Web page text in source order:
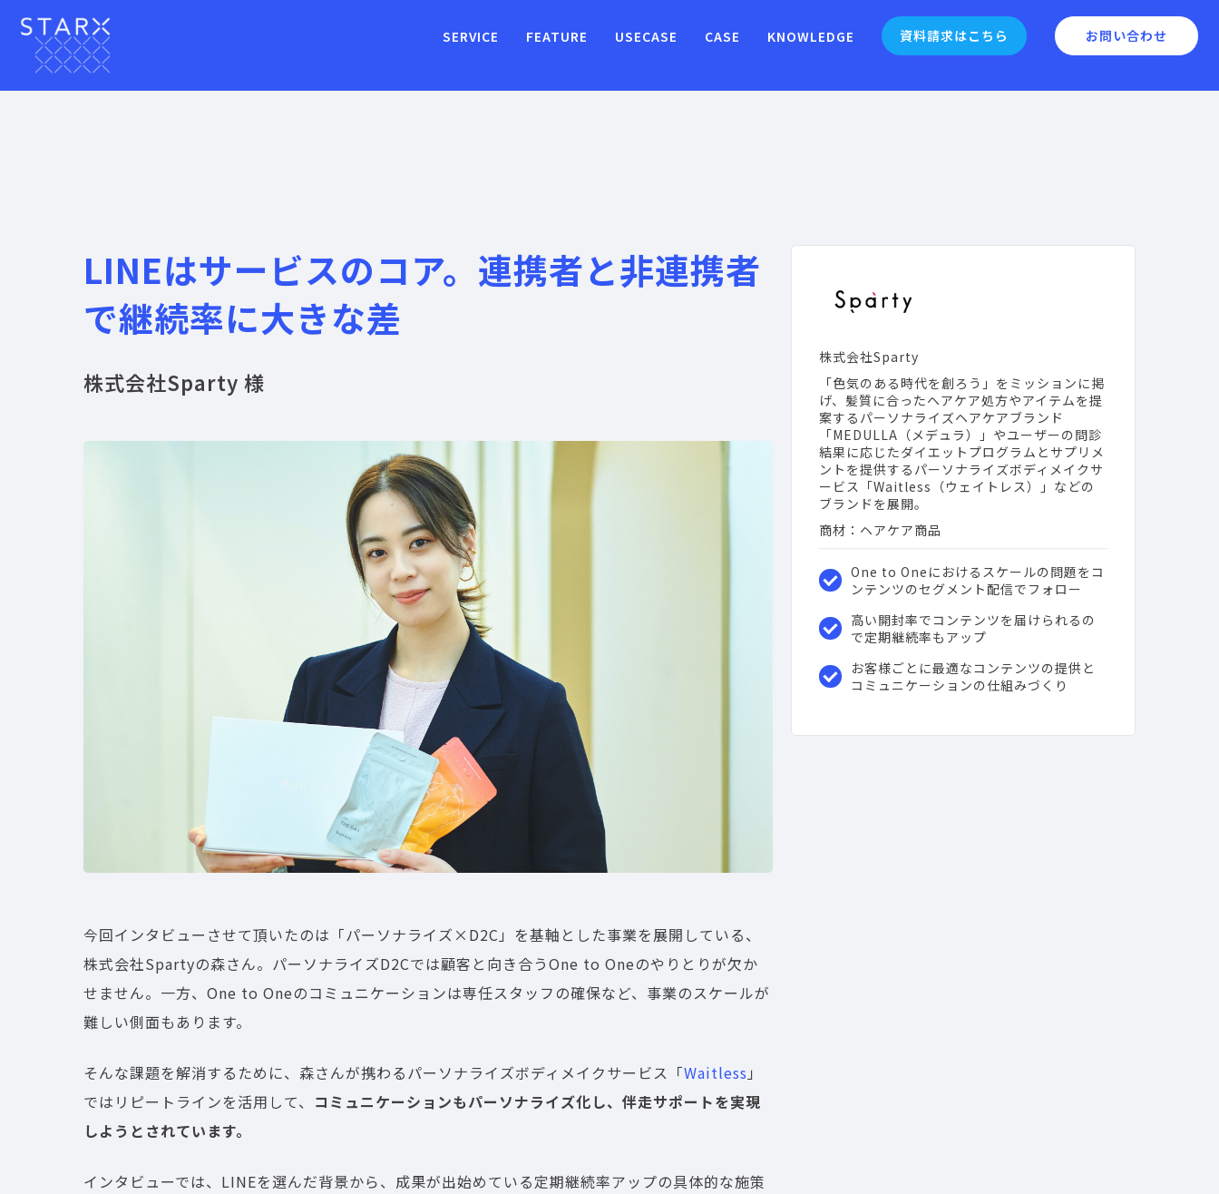
SERVICE FEATURE USECASE CASE KNOWLEDGE 資料請求はこちら お問い合わせ
LINEはサービスのコア。連携者と非連携者
で継続率に大きな差
株式会社Sparty 様
今回インタビューさせて頂いたのは「パーソナライズ×D2C」を基軸とした事業を展開している、
株式会社Spartyの森さん。パーソナライズD2Cでは顧客と向き合うOne to Oneのやりとりが欠か
せません。一方、One to Oneのコミュニケーションは専任スタッフの確保など、事業のスケールが
難しい側面もあります。
そんな課題を解消するために、森さんが携わるパーソナライズボディメイクサービス「Waitless 」
ではリピートラインを活用して、 コミュニケーションもパーソナライズ化し、伴走サポートを実現
しようとされています。
インタビューでは、LINEを選んだ背景から、成果が出始めている定期継続率アップの具体的な施策
株式会社Sparty
「色気のある時代を創ろう」をミッションに掲
げ、髪質に合ったヘアケア処方やアイテムを提
案するパーソナライズヘアケアブランド
「MEDULLA（メデュラ）」やユーザーの問診
結果に応じたダイエットプログラムとサプリメ
ントを提供するパーソナライズボディメイクサ
ービス「Waitless（ウェイトレス）」などの
ブランドを展開。
商材：ヘアケア商品
One to Oneにおけるスケールの問題をコ
ンテンツのセグメント配信でフォロー
高い開封率でコンテンツを届けられるの
で定期継続率もアップ
お客様ごとに最適なコンテンツの提供と
コミュニケーションの仕組みづくり